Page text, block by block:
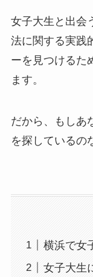
女子大生と出会
法に関する実践
ーを見つけるた
ます。
だから、もしあ
を探しているの
横浜で女
女子大生